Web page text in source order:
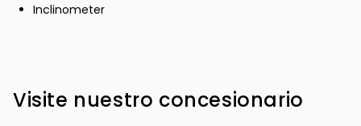
Inclinometer
Visite nuestro concesionario